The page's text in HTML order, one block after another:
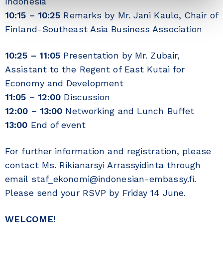
10:15 – 10:25 Remarks by Mr. Jani Kaulo, Chair of
Finland-Southeast Asia Business Association
10:25 – 11:05 Presentation by Mr. Zubair,
Assistant to the Regent of East Kutai for
Economy and Development
11:05 – 12:00 Discussion
12:00 – 13:00 Networking and Lunch Buffet
13:00 End of event
For further information and registration, please
contact Ms. Rikianarsyi Arrassyidinta through
email staf_ekonomi@indonesian-embassy.fi.
Please send your RSVP by Friday 14 June.
WELCOME!